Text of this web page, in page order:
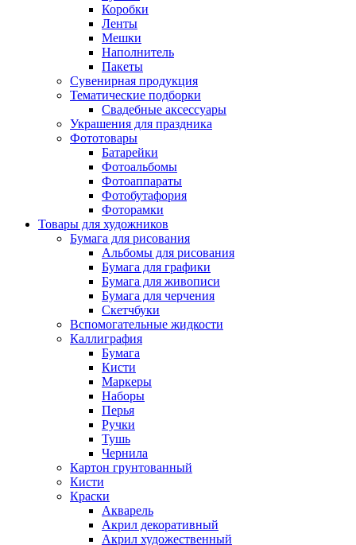
Коробки
Ленты
Мешки
Наполнитель
Пакеты
Сувенирная продукция
Тематические подборки
Свадебные аксессуары
Украшения для праздника
Фототовары
Батарейки
Фотоальбомы
Фотоаппараты
Фотобутафория
Фоторамки
Товары для художников
Бумага для рисования
Альбомы для рисования
Бумага для графики
Бумага для живописи
Бумага для черчения
Скетчбуки
Вспомогательные жидкости
Каллиграфия
Бумага
Кисти
Маркеры
Наборы
Перья
Ручки
Тушь
Чернила
Картон грунтованный
Кисти
Краски
Акварель
Акрил декоративный
Акрил художественный